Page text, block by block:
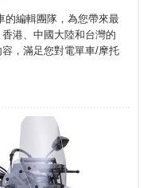
的編輯團隊，為您帶來最
港、中國大陸和台灣的
，滿足您對電單車/摩托